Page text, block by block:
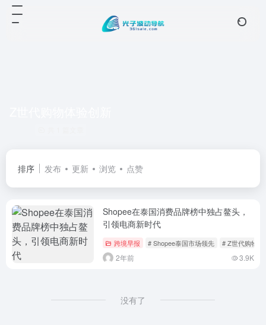
排序 发布 更新 浏览 点赞
Shopee在泰国消费品牌榜中独占鳌头，
引领电商新时代
跨境早报 # Shopee泰国市场领先 # Z世代购物体
2年前 3.9K
没有了